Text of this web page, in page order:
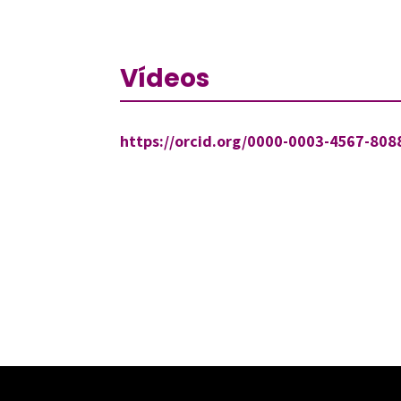
Vídeos
https://orcid.org/0000-0003-4567-